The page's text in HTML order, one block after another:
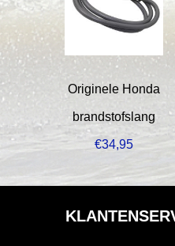
Originele Honda
brandstofslang
€34,95